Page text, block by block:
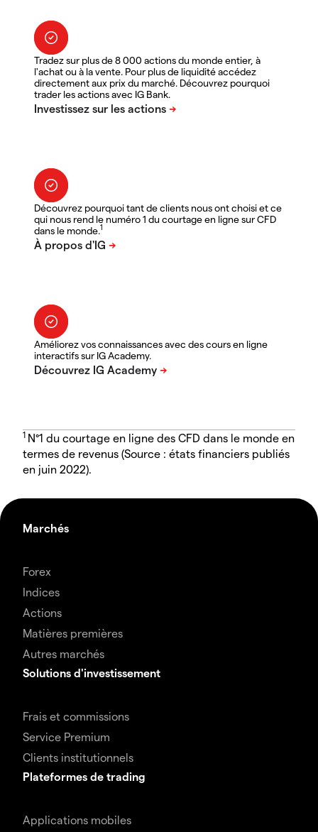
Tradez sur plus de 8 000 actions du monde entier, à
l'achat ou à la vente. Pour plus de liquidité accédez
directement aux prix du marché. Découvrez pourquoi
trader les actions avec IG Bank.
Découvrez pourquoi tant de clients nous ont choisi et ce
qui nous rend le numéro 1 du courtage en ligne sur CFD
dans le monde.1
Améliorez vos connaissances avec des cours en ligne
interactifs sur IG Academy.
1 N°1 du courtage en ligne des CFD dans le monde en
termes de revenus (Source : états financiers publiés
en juin 2022).
Marchés
Forex
Indices
Actions
Matières premières
Autres marchés
Solutions d'investissement
Frais et commissions
Service Premium
Clients institutionnels
Plateformes de trading
Applications mobiles